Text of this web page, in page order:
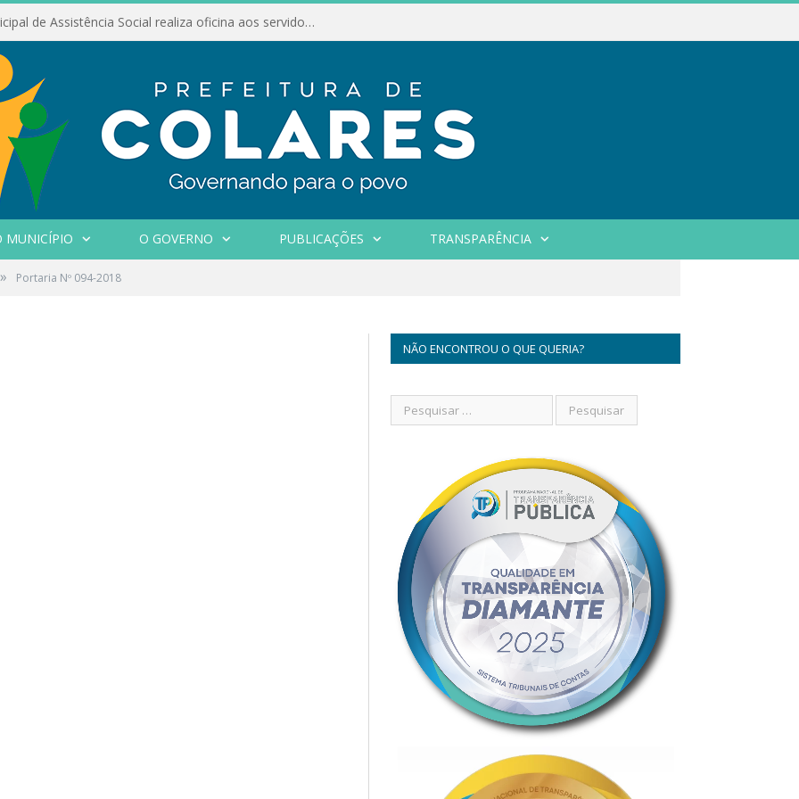
Conselho Municipal de Assistência Social realiza oficina aos servidores
MUNICÍPIO O GOVERNO PUBLICAÇÕES TRANSPARÊNCIA
» Portaria Nº 094-2018
NÃO ENCONTROU O QUE QUERIA?